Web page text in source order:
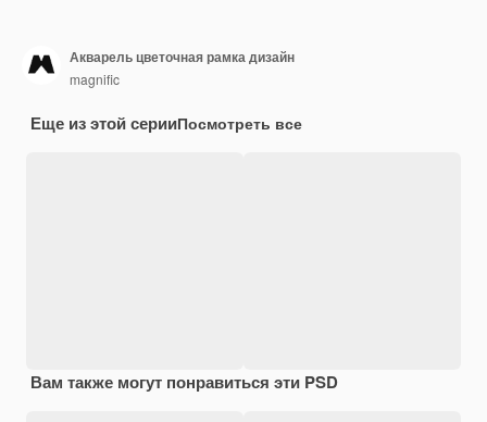
Акварель цветочная рамка дизайн
magnific
Еще из этой серииПосмотреть все
Вам также могут понравиться эти PSD